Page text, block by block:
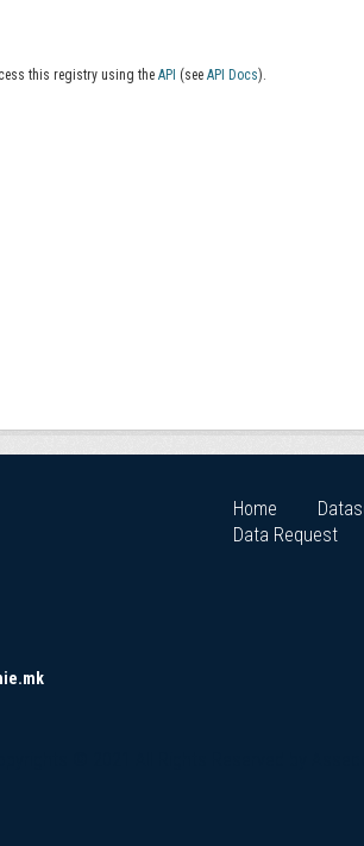
this registry using the API (see API Docs).
Home
Data Request